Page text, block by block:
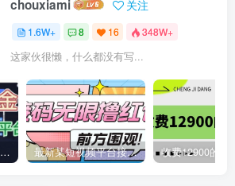
chouxiami 关注
1.6W+ 8 16 348W+
这家伙很懒，什么都没有写...
国外玩游戏赚美金平台，一个游戏60+，收益碾压国内所有平台 最新某短视频平台接码看广告，无限撸1.3元项目【软件+详细操作教程】